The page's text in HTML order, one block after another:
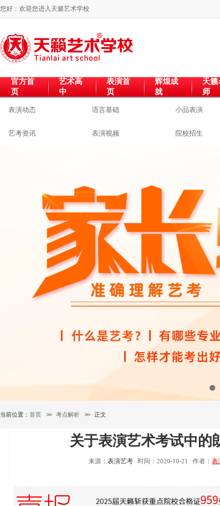
您好：欢迎您进入 天籁艺术学校
官方首
页
艺术高
中
表演首
页
辉煌成
就
天籁
师
表演动态 语言基础 小品表演
艺考资讯 表演视频 院校招生
当前位置： 首页 >> 考点解析 >> 正文
关于表演艺术考试中的
来源：表演艺考 时间：2020-10-21 作者：表